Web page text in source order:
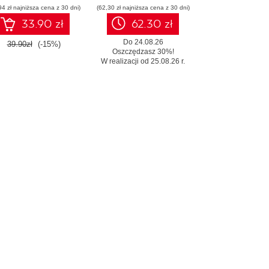
zł najniższa cena z 30 dni)
33.90 zł
39.90zł (-15%)
(62,30 zł najniższa cena z 30 dni)
62.30 zł
Do 24.08.26
Oszczędzasz 30%!
W realizacji od 25.08.26 r.